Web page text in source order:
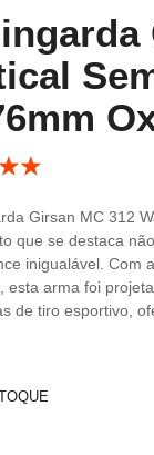
☆☆
Girsan MC 312
que se destaca
inigualável. Com
esta arma foi
de tiro esportivo,